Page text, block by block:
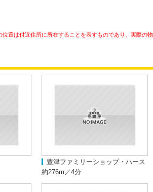
置は付近住所に所在することを表すものであり、実際の
豊津ファミリーショップ・ハース
約276m／4分